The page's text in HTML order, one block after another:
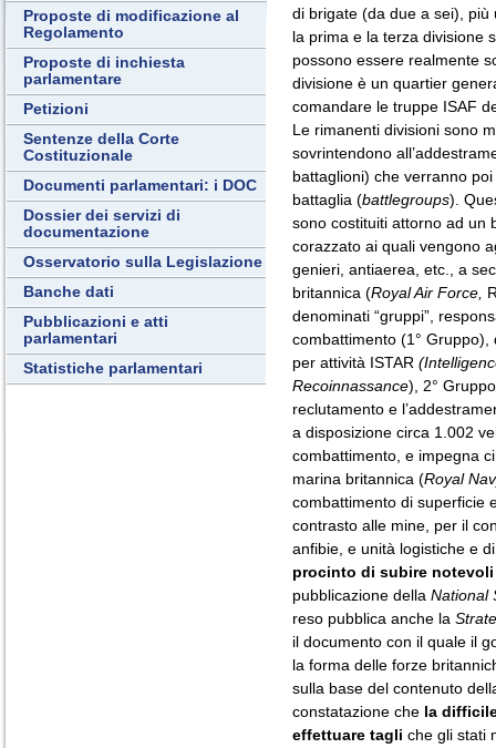
Proposte di modificazione al
Regolamento
Proposte di inchiesta
parlamentare
Petizioni
Sentenze della Corte
Costituzionale
Documenti parlamentari: i DOC
Dossier dei servizi di
documentazione
Osservatorio sulla Legislazione
Banche dati
Pubblicazioni e atti
parlamentari
Statistiche parlamentari
di brigate (da due a sei), più
la prima e la terza divisione
possono essere realmente
divisione è un quartier
comandare le truppe ISAF
Le rimanenti divisioni sono
sovrintendono
battaglioni) che verranno
battaglia (battlegroups).
sono costituiti attorno ad un
corazzato ai quali vengono
genieri, antiaerea, etc., a
britannica (Royal Air Force,
denominati “gruppi”,
combattimento (1°
per attività ISTAR
Recoinnassance), 2°
reclutamento e
a disposizione circa 1.002
combattimento, e impegna
marina britannica (Royal
combattimento di superficie
contrasto alle mine, per il
anfibie, e unità logistiche e
procinto di subire
pubblicazione della National
reso pubblica anche la
il documento con il quale il
la forma delle forze
sulla base del contenuto
constatazione che la
effettuare tagli che gli stati